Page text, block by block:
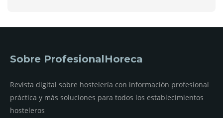
Sobre ProfesionalHoreca
Revista digital sobre hostelería con información profesional
práctica y más soluciones para todos los establecimientos
hosteleros